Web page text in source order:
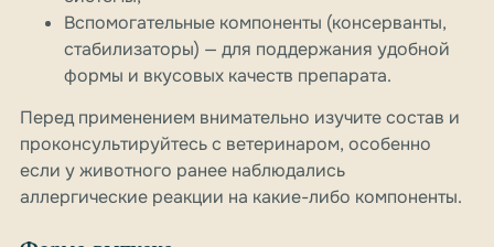
Вспомогательные компоненты (консерванты,
стабилизаторы) — для поддержания удобной
формы и вкусовых качеств препарата.
Перед применением внимательно изучите состав и
проконсультируйтесь с ветеринаром, особенно
если у животного ранее наблюдались
аллергические реакции на какие-либо компоненты.